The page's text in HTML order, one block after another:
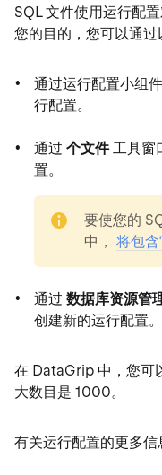
SQL 文件使用运行配
您的目的，您可以通过
通过运行配置小组
行配置。
通过个文件工具窗
置。
要使您的
中，将包
通过数据库资源管
创建新的运行配置。
在 DataGrip 中，您可
大数目是 1000。
有关运行配置的更多